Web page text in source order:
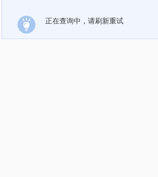
正在查询中，请刷新重试